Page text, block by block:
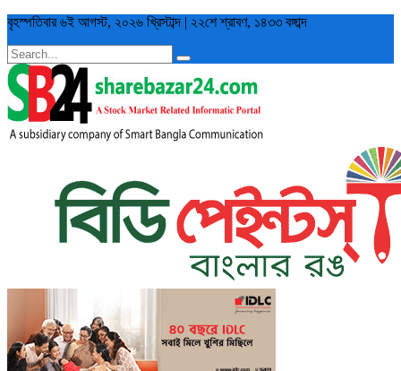
বৃহস্পতিবার ৬ই আগস্ট, ২০২৬ খ্রিস্টাব্দ | ২২শে শ্রাবণ, ১৪৩৩ বঙ্গাব্দ